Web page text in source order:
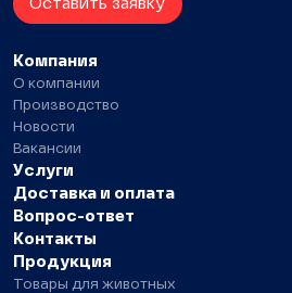
Оставить заявку
Компания
О компании
Производство
Новости
Вакансии
Услуги
Доставка и оплата
Вопрос-ответ
Контакты
Продукция
Товары для животных